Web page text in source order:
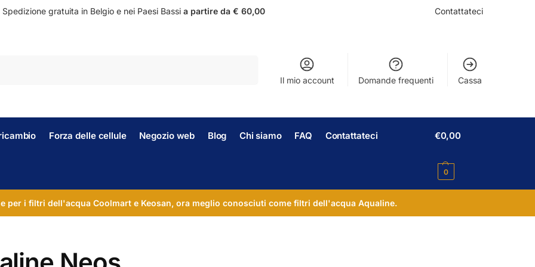
Spedizione gratuita in Belgio e nei Paesi Bassi a partire da € 60,00 Contattateci
Il mio account Domande frequenti Cassa
Forza delle cellule Negozio web Blog Chi siamo FAQ Contattateci €0,00
0
per i filtri dell'acqua Coolmart e Keosan, ora meglio conosciuti come filtri dell'acqua Aqualine.